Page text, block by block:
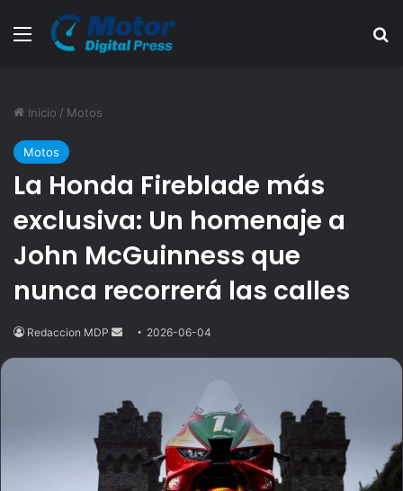
Menú
Inicio / Motos
Motos
La Honda Fireblade más
exclusiva: Un homenaje a
John McGuinness que
nunca recorrerá las calles
Redaccion MDP
Send2026-06-04